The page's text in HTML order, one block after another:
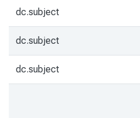
dc.subject
dc.subject
dc.subject